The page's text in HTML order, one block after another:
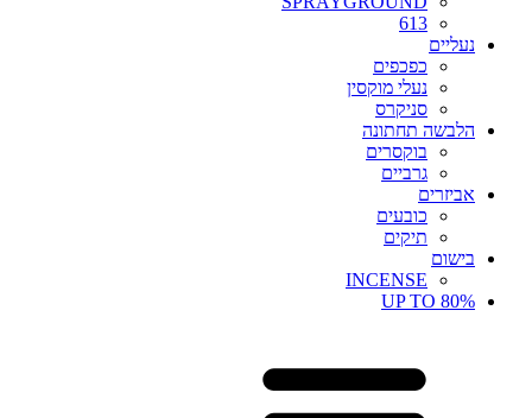
613
נעליים
כפכפים
נעלי מוקסין
סניקרס
הלבשה תחתונה
בוקסרים
גרביים
אביזרים
כובעים
תיקים
בישום
INCENSE
UP TO 80%